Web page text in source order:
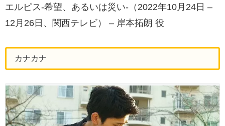
エルピス-希望、あるいは災い-（2022年10月24日 –
12月26日、関西テレビ） – 岸本拓朗 役
カナカナ